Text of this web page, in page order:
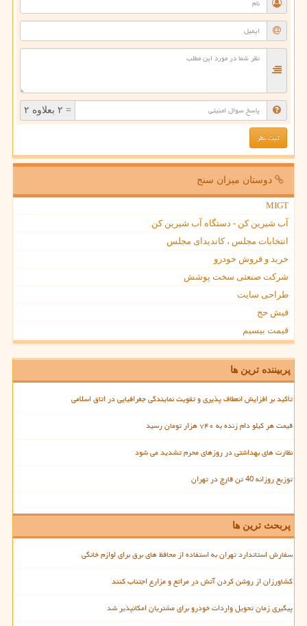
= ۲ بعلاوه ۲
دوستان میزان سنج
MIGT
آب شیرین کن - دستگاه آب شیرین کن
انتخابات مجلس ، کاندیدای مجلس
خرید و فروش خودرو
شرکت صنعتی سخت پوشش
طراحی سایت
فیش حج
قیمت بیسیم
پربیننده ترین ها
تأکید بر افزایش انعطاف پذیری و تقویت نمایندگی جغرافیایی در اتاق اسلامی
قیمت هر کیلو دام زنده به ۷۴۰ هزار تومان رسید
نظارت های بهداشتی در روزهای محرم تشدید می شود
توزیع روزانه 40 تن قارچ در تهران
پربحث ترین ها
سفارش استاندارد تهران به استفاده از محافظ های برق برای لوازم خانگی
کشاورزان از روشن کردن آتش در مراتع و مزارع اجتناب کنند
پیگیری زمان تحویل واردات خودرو برای مشتریان امکانپذیر شد